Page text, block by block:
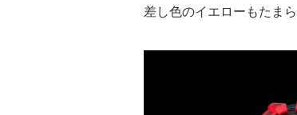
差し色のイエローもたまら